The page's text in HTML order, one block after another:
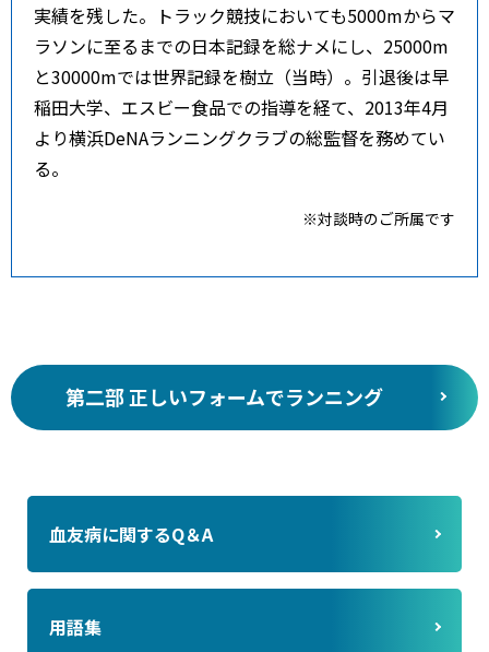
実績を残した。トラック競技においても5000mからマ
ラソンに至るまでの日本記録を総ナメにし、25000m
と30000mでは世界記録を樹立（当時）。引退後は早
稲田大学、エスビー食品での指導を経て、2013年4月
より横浜DeNAランニングクラブの総監督を務めてい
る。
※対談時のご所属です
第二部 正しいフォームでランニング
血友病に関するQ＆A
用語集